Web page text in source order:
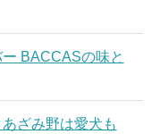
BACCASの味と
ざみ野は愛犬も